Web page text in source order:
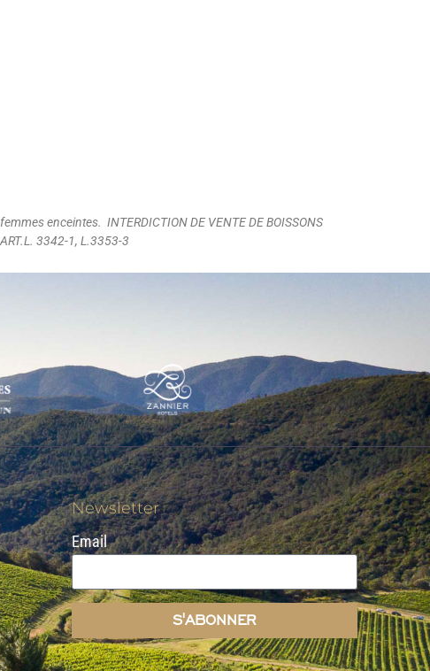
enceintes. INTERDICTION DE VENTE DE BOISSONS
ART.L. 3342-1, L.3353-3
Newsletter
Email
S'ABONNER